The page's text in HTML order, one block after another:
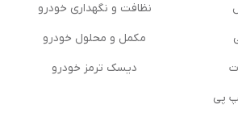
پی
نظافت و نگهداری خودرو
مكمل و محلول خودرو
دیسک ترمز خودرو